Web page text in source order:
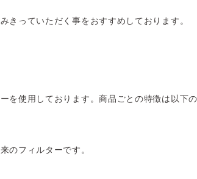
きっていただく事をおすすめしております。
使用しております。商品ごとの特徴は以下の
のフィルターです。